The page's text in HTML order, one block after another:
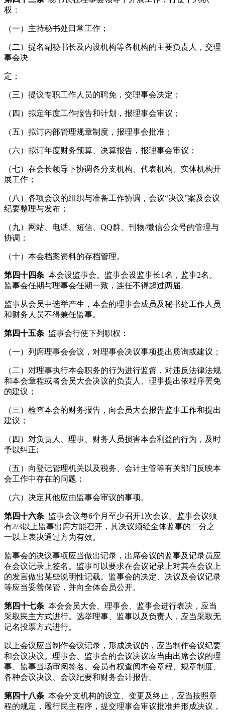
权：
（一）主持秘书处日常工作；
（二）提名副秘书长及内设机构等各机构的主要负责人，交理
事会决
定；
（三）提议专职工作人员的聘免，交理事会决定；
（四）拟定年度工作报告和计划，报理事会审议；
（五）拟订内部管理规章制度，报理事会批准；
（六）拟订年度财务预算、决算报告，报理事会审议；
（七）在会长领导下协调各分支机构、代表机构、实体机构开
展工作；
（八）各项会议的组织与准备工作协调，会议“决议”案及会议
纪要整理与发布；
（九）网站、电话、短信、QQ群、刊物/微信公众号的管理与
协调；
（十）本会档案资料的存档管理。
第四十四条 本会设监事会。监事会设监事长1名，监事2名。
监事会任期与理事会任期一致，连任不得超过两届。
监事从会员中选举产生，本会的理事会成员及秘书处工作人员
和财务人员不得兼任监事。
第四十五条 监事会行使下列职权：
（一）列席理事会会议，对理事会决议事项提出质询或建议；
（二）对理事执行本会职务的行为进行监督，对违反法律法规
和本会章程或者会员大会决议的负责人、理事提出依程序罢免
的建议；
（三）检查本会的财务报告，向会员大会报告监事工作和提出
建议；
（四）对负责人、理事、财务人员损害本会利益的行为，及时
予以纠正;
（五）向登记管理机关以及税务、会计主管等有关部门反映本
会工作中存在的问题；
（六）决定其他应由监事会审议的事项。
第四十六条 监事会议每6个月至少召开1次会议。监事会议须
有2/3以上监事出席方能召开，其决议须经全体监事的二分之
一以上表决通过方为有效。
监事会的决议事项应当做出记录，出席会议的监事及记录员应
在会议记录上签名。监事可以要求在会议记录上对其在会议上
的发言做出某些说明性记载。监事会的决定、决议及会议记录
等应当妥善保管，并向全体会员公开。
第四十七条 本会会员大会、理事会、监事会进行表决，应当
采取民主方式进行。选举理事、监事以及负责人，应当采取无
记名投票方式进行。
以上会议应当制作会议记录，形成决议的，应当制作会议纪要
和会议决议。理事会、监事会的会议决议应当由出席会议的理
事、监事当场审阅签名。会员有权查阅本会章程、规章制度、
各种会议决议、会议纪要和财务会计报告。
第四十八条 本会分支机构的设立、变更及终止，应当按照章
程的规定，履行民主程序，提交理事会审议批准并形成决议，